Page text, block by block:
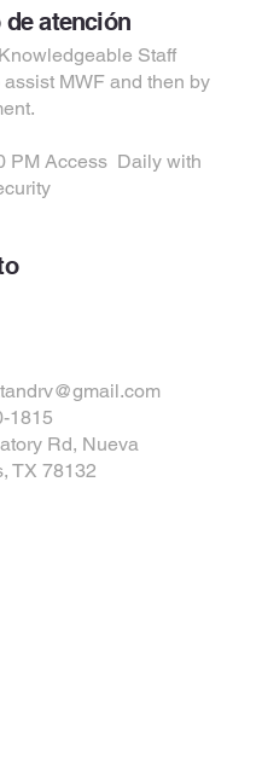
de atención
Staff
MWF and then by
PM Access Daily with
1815
Rd, Nueva
TX 78132